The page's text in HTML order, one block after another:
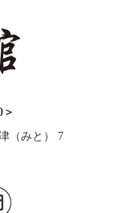
（みと） 7